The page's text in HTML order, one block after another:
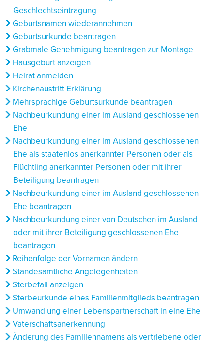
Geschlechtseintragung
Geburtsnamen wiederannehmen
Geburtsurkunde beantragen
Grabmale Genehmigung beantragen zur Montage
Hausgeburt anzeigen
Heirat anmelden
Kirchenaustritt Erklärung
Mehrsprachige Geburtsurkunde beantragen
Nachbeurkundung einer im Ausland geschlossenen
Ehe
Nachbeurkundung einer im Ausland geschlossenen
Ehe als staatenlos anerkannter Personen oder als
Flüchtling anerkannter Personen oder mit ihrer
Beteiligung beantragen
Nachbeurkundung einer im Ausland geschlossenen
Ehe beantragen
Nachbeurkundung einer von Deutschen im Ausland
oder mit ihrer Beteiligung geschlossenen Ehe
beantragen
Reihenfolge der Vornamen ändern
Standesamtliche Angelegenheiten
Sterbefall anzeigen
Sterbeurkunde eines Familienmitglieds beantragen
Umwandlung einer Lebenspartnerschaft in eine Ehe
Vaterschaftsanerkennung
Änderung des Familiennamens als vertriebene oder